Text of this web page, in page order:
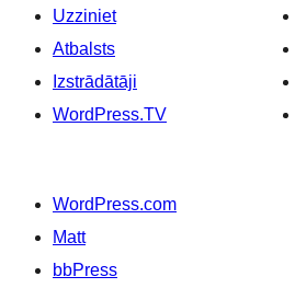
Uzziniet
Atbalsts
Izstrādātāji
WordPress.TV
WordPress.com
Matt
bbPress